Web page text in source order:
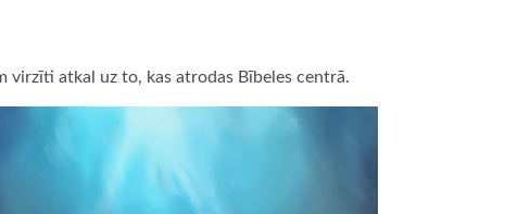
virzīti atkal uz to, kas atrodas Bībeles centrā.